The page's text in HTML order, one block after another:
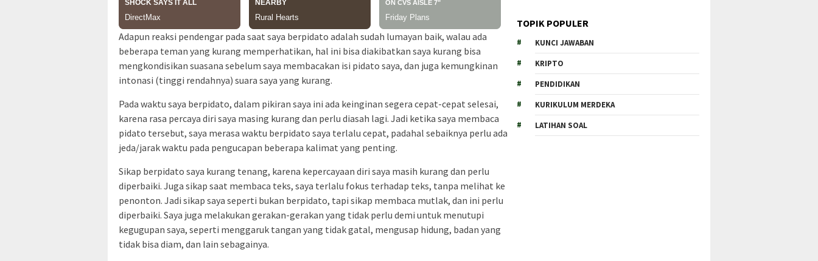
Adapun reaksi pendengar pada saat saya berpidato adalah sudah lumayan baik, walau ada
beberapa teman yang kurang memperhatikan, hal ini bisa diakibatkan saya kurang bisa
mengkondisikan suasana sebelum saya membacakan isi pidato saya, dan juga kemungkinan
intonasi (tinggi rendahnya) suara saya yang kurang.
Pada waktu saya berpidato, dalam pikiran saya ini ada keinginan segera cepat-cepat selesai,
karena rasa percaya diri saya masing kurang dan perlu diasah lagi. Jadi ketika saya membaca
pidato tersebut, saya merasa waktu berpidato saya terlalu cepat, padahal sebaiknya perlu ada
jeda/jarak waktu pada pengucapan beberapa kalimat yang penting.
Sikap berpidato saya kurang tenang, karena kepercayaan diri saya masih kurang dan perlu
diperbaiki. Juga sikap saat membaca teks, saya terlalu fokus terhadap teks, tanpa melihat ke
penonton. Jadi sikap saya seperti bukan berpidato, tapi sikap membaca mutlak, dan ini perlu
diperbaiki. Saya juga melakukan gerakan-gerakan yang tidak perlu demi untuk menutupi
kegugupan saya, seperti menggaruk tangan yang tidak gatal, mengusap hidung, badan yang
tidak bisa diam, dan lain sebagainya.
TOPIK POPULER
KUNCI JAWABAN
KRIPTO
PENDIDIKAN
KURIKULUM MERDEKA
LATIHAN SOAL